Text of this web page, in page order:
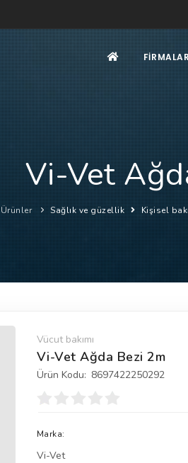
Vi-Vet
Ürünler Sağlık ve güzellik Kişisel
Vücut bakımı
Vi-Vet Ağda Bezi 2m
Ürün Kodu: 8697422250292
Marka:
Vi-Vet